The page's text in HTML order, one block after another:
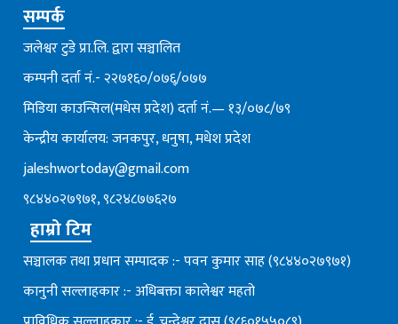
सम्पर्क
जलेश्वर टुडे प्रा.लि. द्वारा सञ्चालित
कम्पनी दर्ता नं.- २२७१६०/०७६्/०७७
मिडिया काउन्सिल(मधेस प्रदेश) दर्ता नं.— १३/०७८/७९
केन्द्रीय कार्यालय: जनकपुर, धनुषा, मधेश प्रदेश
jaleshwortoday@gmail.com
९८४४०२७९७१, ९८२४८७७६२७
हाम्रो टिम
सञ्चालक तथा प्रधान सम्पादक :- पवन कुमार साह (९८४४०२७९७१)
कानुनी सल्लाहकार :- अधिबक्ता कालेश्वर महतो